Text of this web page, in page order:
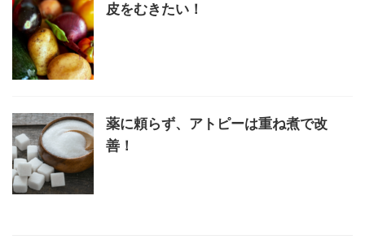
皮をむきたい！
薬に頼らず、アトピーは重ね煮で改
善！